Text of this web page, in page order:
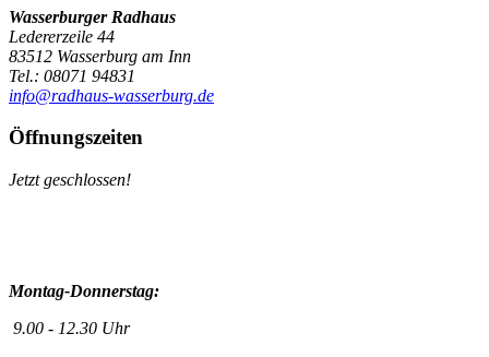
Wasserburger Radhaus
Ledererzeile 44
83512 Wasserburg am Inn
Tel.: 08071 94831
info@radhaus-wasserburg.de
Öffnungszeiten
Jetzt geschlossen!
Montag-Donnerstag:
9.00 - 12.30 Uhr